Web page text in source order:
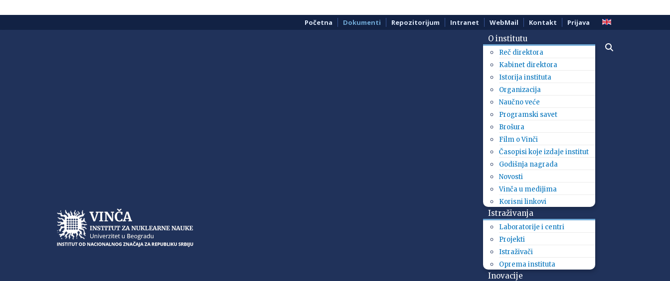
Početna Dokumenti Repozitorijum Intranet WebMail Kontakt Prijava
O institutu
Reč direktora
Kabinet direktora
Istorija instituta
Organizacija
Naučno veće
Programski savet
Brošura
Film o Vinči
Časopisi koje izdaje institut
Godišnja nagrada
Novosti
Vinča u medijima
Korisni linkovi
Istraživanja
Laboratorije i centri
Projekti
Istraživači
Oprema instituta
Inovacije